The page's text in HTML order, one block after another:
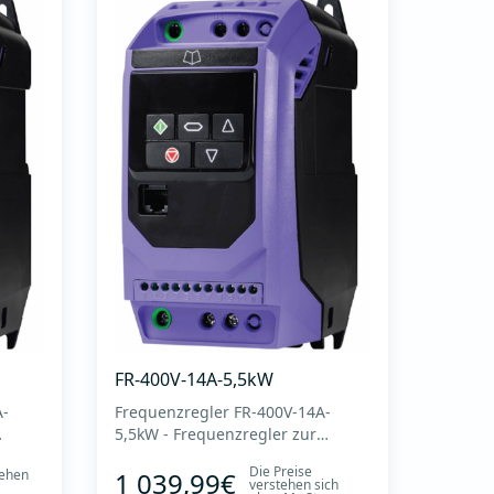
FR-400V-14A-5,5kW
Frequenzregler FR-400V-14A-
5,5kW - Frequenzregler zur
Ventilatoren bei
1 039,99€ Die Preise
verstehen sich